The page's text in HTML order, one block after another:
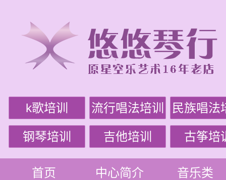
k歌培训 流行唱法培训 民族唱法
钢琴培训 吉他培训 古筝培
首页 中心简介 音乐类